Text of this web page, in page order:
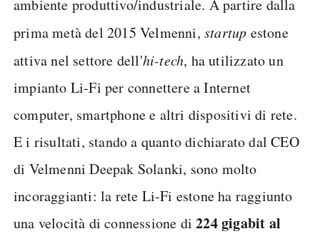
ambiente produttivo/industriale. A partire dalla
prima metà del 2015 Velmenni, startup estone
attiva nel settore dell'hi-tech, ha utilizzato un
impianto Li-Fi per connettere a Internet
computer, smartphone e altri dispositivi di rete.
E i risultati, stando a quanto dichiarato dal CEO
di Velmenni Deepak Solanki, sono molto
incoraggianti: la rete Li-Fi estone ha raggiunto
una velocità di connessione di224 gigabit al